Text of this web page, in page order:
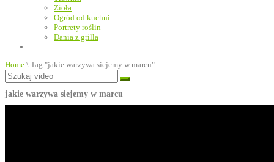
Zioła
Ogród od kuchni
Portrety roślin
Dania z grilla
Home \ Tag "jakie warzywa siejemy w marcu"
jakie warzywa siejemy w marcu